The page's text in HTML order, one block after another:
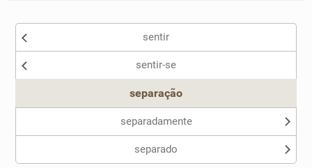
sentir
sentir-se
separação
separadamente
separado